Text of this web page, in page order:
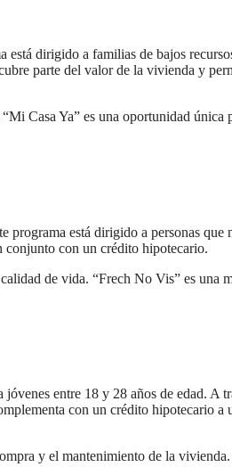
está dirigido a familias de bajos
parte del valor de la vivienda y
Casa Ya” es una oportunidad única
programa está dirigido a personas que
conjunto con un crédito hipotecario.
de vida. “Frech No Vis” es una
entre 18 y 28 años de edad. A
con un crédito hipotecario a
y el mantenimiento de la